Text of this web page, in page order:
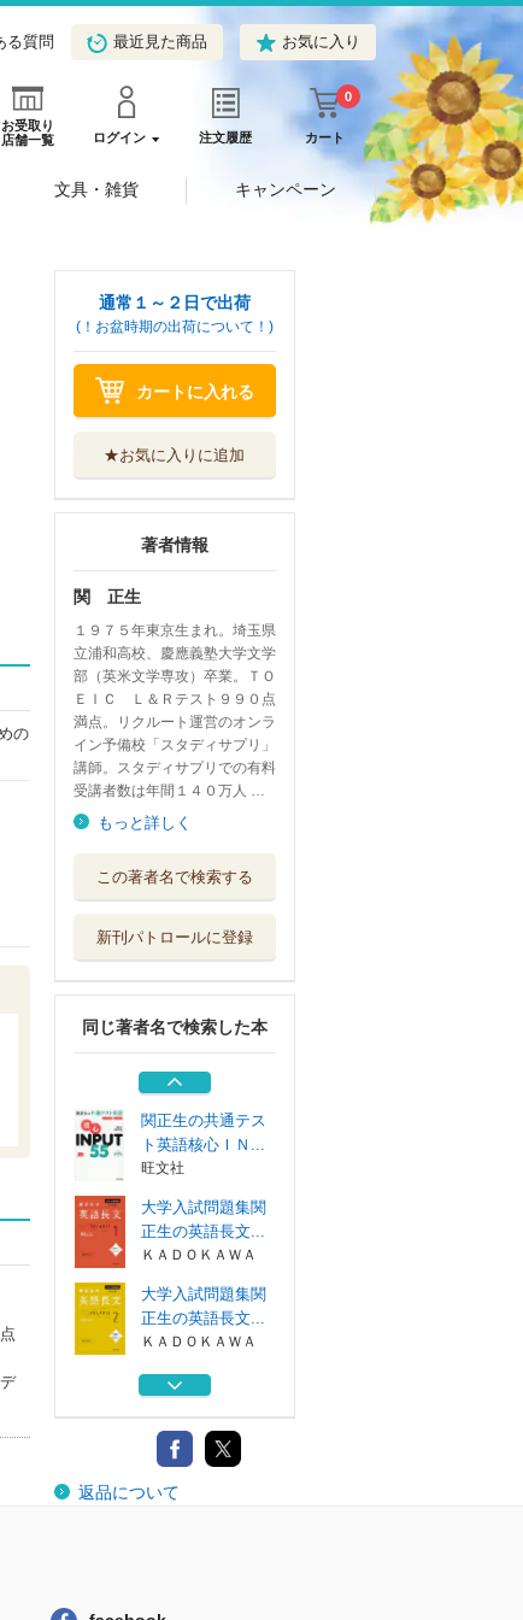
る質問 最近見た商品 お気に入り
お受取り
店舗一覧
ログイン 注文履歴 カート
0
文具・雑貨 キャンペーン
の
通常１～２日で出荷
(！お盆時期の出荷について！)
カートに入れる
★お気に入りに追加
著者情報
関 正生
１９７５年東京生まれ。埼玉県
立浦和高校、慶應義塾大学文学
部（英米文学専攻）卒業。ＴＯ
ＥＩＣ Ｌ＆Ｒテスト９９０点
満点。リクルート運営のオンラ
イン予備校「スタディサプリ」
講師。スタディサプリでの有料
受講者数は年間１４０万人 …
もっと詳しく
この著者名で検索する
新刊パトロールに登録
同じ著者名で検索した本
正生の英語長文...
大学入試問題集関
ＫＡＤＯＫＡＷＡ
大学入試問題集関
正生の英語頻出...
ＫＡＤＯＫＡＷＡ
関正生の共通テス
ト英語核心ＩＮ...
旺文社
大学入試問題集関
正生の英語長文...
ＫＡＤＯＫＡＷＡ
大学入試問題集関
正生の英語長文...
ＫＡＤＯＫＡＷＡ
大学入試問題集関
ＫＡＤＯＫＡＷＡ
大学入試問題集関
正生の英語頻出...
返品について